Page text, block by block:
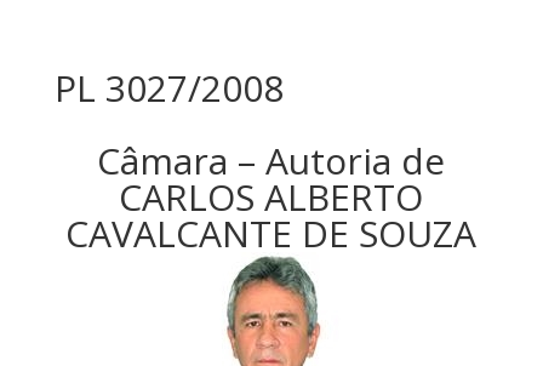
PL 3027/2008
Câmara – Autoria de
CARLOS ALBERTO
CAVALCANTE DE SOUZA